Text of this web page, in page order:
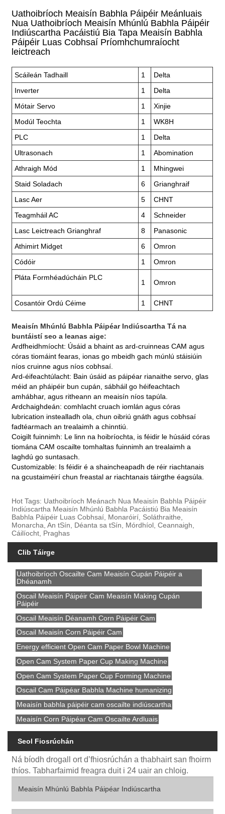
Uathoibríoch Meaisín Babhla Páipéir Meánluais
Nua Uathoibríoch Meaisín Mhúnlú Babhla Páipéir
Indiúscartha Pacáistiú Bia Tapa Meaisín Babhla
Páipéir Luas Cobhsaí Príomhchumraíocht
leictreach
Scáileán Tadhaill 1
Delta
Inverter
1
Delta
Mótair Servo
1
Xinjie
Modúl Teochta
1
WK8H
PLC
1
Delta
Ultrasonach
1
Abomination
Athraigh Mód
1
Mhingwei
Staid Soladach
6
Grianghraif
Lasc Aer
5
CHNT
Teagmháil AC
4
Schneider
Lasc Leictreach Grianghraf
8
Panasonic
Athimirt Midget
6
Omron
Códóir
1
Omron
Pláta Formhéadúcháin PLC
1 Omron
Cosantóir Ordú Céime 1 CHNT
Meaisín Mhúnlú Babhla Páipéar IndiúscarthaTá na
buntáistí seo a leanas aige:
Ardfheidhmíocht: Úsáid a bhaint as ard-cruinneas CAM agus
córas tiomáint fearas, ionas go mbeidh gach múnlú stáisiúin
níos cruinne agus níos cobhsaí.
Ard-éifeachtúlacht: Bain úsáid as páipéar rianaithe servo, glas
méid an pháipéir bun cupán, sábháil go héifeachtach
amhábhar, agus ritheann an meaisín níos tapúla.
Ardchaighdeán: comhlacht cruach iomlán agus córas
lubrication instealladh ola, chun oibriú gnáth agus cobhsaí
fadtéarmach an trealaimh a chinntiú.
Coigilt fuinnimh: Le linn na hoibríochta, is féidir le húsáid córas
tiomána CAM oscailte tomhaltas fuinnimh an trealaimh a
laghdú go suntasach.
Customizable: Is féidir é a shaincheapadh de réir riachtanais
na gcustaiméirí chun freastal ar riachtanais táirgthe éagsúla.
Hot Tags: Uathoibríoch Meánach Nua Meaisín Babhla Páipéir
Indiúscartha Meaisín Mhúnlú Babhla Pacáistiú Bia Meaisín
Babhla Páipéir Luas Cobhsaí, Monaróirí, Soláthraithe,
Monarcha, An tSín, Déanta sa tSín, Mórdhíol, Ceannaigh,
Cáilíocht, Praghas
Clib Táirge
Uathoibríoch Oscailte Cam Meaisín Cupán Páipéir a
Dhéanamh
Oscail Meaisín Páipéir Cam Meaisín Making Cupán
Páipéir
Oscail Meaisín Déanamh Corn Páipéir Cam
Oscail Meaisín Corn Páipéir Cam
Energy efficient Open Cam Paper Bowl Machine
Open Cam System Paper Cup Making Machine
Open Cam System Paper Cup Forming Machine
Oscail Cam Páipéar Babhla Machine humanizing
Meaisín babhla páipéir cam oscailte indiúscartha
Meaisín Corn Páipéar Cam Oscailte Ardluais
Seol Fiosrúchán
Ná bíodh drogall ort d’fhiosrúchán a thabhairt san fhoirm
thíos. Tabharfaimid freagra duit i 24 uair an chloig.